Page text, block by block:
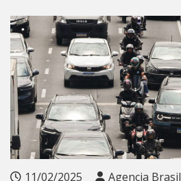
11/02/2025 Agencia Brasil